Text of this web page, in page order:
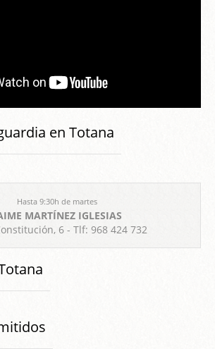
en Totana
Hasta 9:30h de martes
MARTÍNEZ IGLESIAS
6 - Tlf: 968 424 732